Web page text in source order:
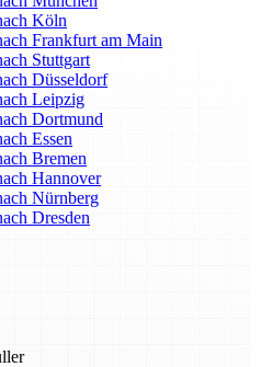
Köln
Frankfurt am Main
Stuttgart
Düsseldorf
Leipzig
Dortmund
Essen
Bremen
Hannover
Nürnberg
Dresden